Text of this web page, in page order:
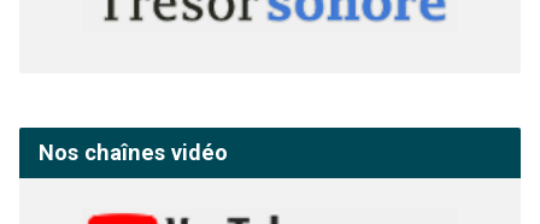
Nos chaînes vidéo